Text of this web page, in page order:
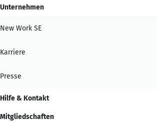
Unternehmen
New Work SE
Karriere
Presse
Hilfe & Kontakt
Mitgliedschaften